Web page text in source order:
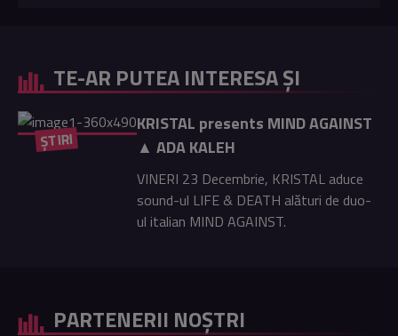
TE-AR PUTEA INTERESA ȘI
ȘTIRI
KRISTAL presents MIND AGAINST
▲ ADA KALEH
VINERI 23 Decembrie, KRISTAL aduce
sound-ul LIFE & DEATH alături de duo-
ul italian MIND AGAINST.
PARTENERII NOȘTRI